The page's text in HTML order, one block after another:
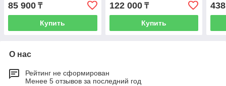
85 900 ₸
Купить
122 000₸
Купить
О нас
Рейтинг не сформирован
Менее 5 отзывов за последний год